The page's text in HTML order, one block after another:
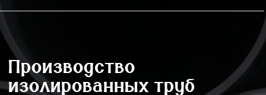
Производство
изолированных труб